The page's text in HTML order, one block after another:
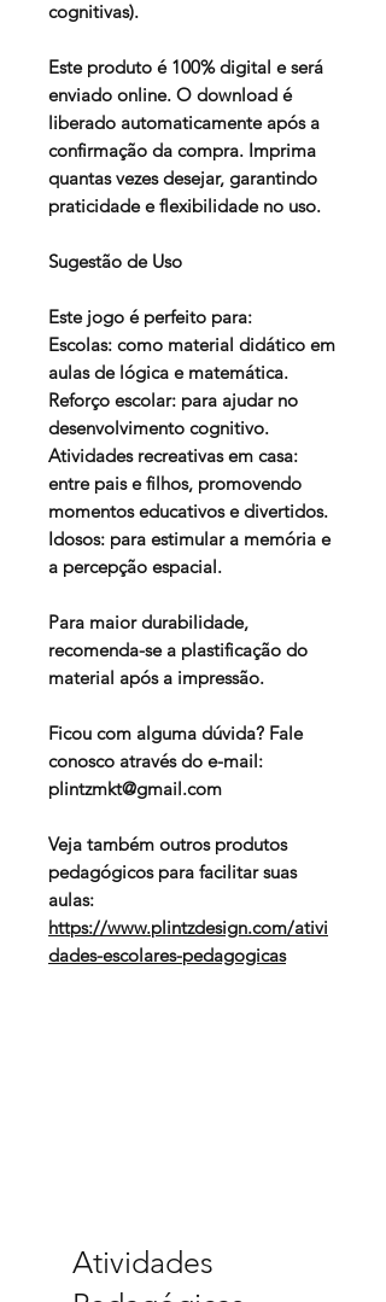
cognitivas).
Este produto é 100% digital e será
enviado online. O download é
liberado automaticamente após a
confirmação da compra. Imprima
quantas vezes desejar, garantindo
praticidade e flexibilidade no uso.
Sugestão de Uso
Este jogo é perfeito para:
Escolas: como material didático em
aulas de lógica e matemática.
Reforço escolar: para ajudar no
desenvolvimento cognitivo.
Atividades recreativas em casa:
entre pais e filhos, promovendo
momentos educativos e divertidos.
Idosos: para estimular a memória e
a percepção espacial.
Para maior durabilidade,
recomenda-se a plastificação do
material após a impressão.
Ficou com alguma dúvida? Fale
conosco através do e-mail:
plintzmkt@gmail.com
Veja também outros produtos
pedagógicos para facilitar suas
aulas:
https://www.plintzdesign.com/ativi
dades-escolares-pedagogicas
Atividades